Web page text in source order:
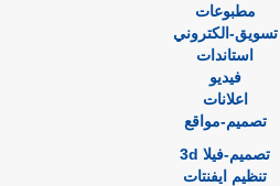
مطبوعات
تسويق-الكتروني
استاندات
فيديو
اعلانات
تصميم-مواقع
تصميم-فيلا 3d
تنظيم ايفنتات